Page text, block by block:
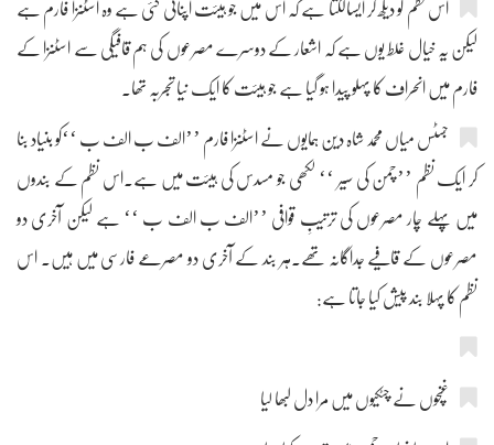
اس نظم کو دیکھ کر ایسالگتا ہے کہ اس میں جو ہیئت اپنائی گئی ہے وہ اسٹنزا فارم ہے
لیکن یہ خیال غلط یوں ہے کہ اشعار کے دوسرے مصرعوں کی ہم قافیگی سے اسٹنزا کے
فارم میں انحراف کا پہلو پیدا ہو گیا ہے جو ہیئت کا ایک نیا تجربہ تھا۔
جسٹس میاں محمد شاہ دین ہمایوں نے اسٹنزا فارم ’’الف ب الف ب ‘‘کو بنیاد بنا
کر ایک نظم ’’چمن کی سیر ‘‘ لکھی جو مسدس کی ہیئت میں ہے۔اس نظم کے بندوں
میں پہلے چار مصرعوں کی ترتیبِ قوافی ’’الف ب الف ب ‘‘ ہے لیکن آخری دو
مصرعوں کے قافیے جداگانہ تھے۔ہر بند کے آخری دو مصرعے فارسی میں ہیں۔ اس
نظم کا پہلا بند پیش کیا جاتا ہے:
غنچوں نے چٹکیوں میں مرا دل لبھا لیا